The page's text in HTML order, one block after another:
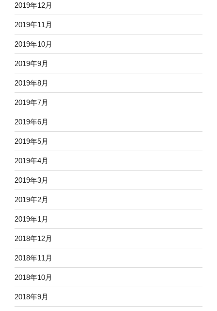
2019年12月
2019年11月
2019年10月
2019年9月
2019年8月
2019年7月
2019年6月
2019年5月
2019年4月
2019年3月
2019年2月
2019年1月
2018年12月
2018年11月
2018年10月
2018年9月